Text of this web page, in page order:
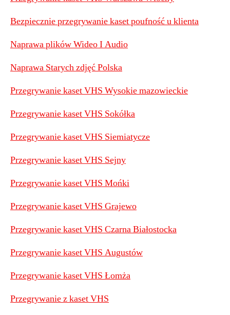
Bezpiecznie przegrywanie kaset poufność u klienta
Naprawa plików Wideo I Audio
Naprawa Starych zdjęć Polska
Przegrywanie kaset VHS Wysokie mazowieckie
Przegrywanie kaset VHS Sokółka
Przegrywanie kaset VHS Siemiatycze
Przegrywanie kaset VHS Sejny
Przegrywanie kaset VHS Mońki
Przegrywanie kaset VHS Grajewo
Przegrywanie kaset VHS Czarna Białostocka
Przegrywanie kaset VHS Augustów
Przegrywanie kaset VHS Łomża
Przegrywanie z kaset VHS